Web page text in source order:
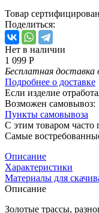
Товар сертифицирован
Поделиться:
Нет в наличии
1 099 Р
Бесплатная доставка
Подробнее о доставке
Если изделие
Возможен самовывоз:
Пункты самовывоза
С этим товаром часто
Самые
Описание
Характеристики
Материалы для
Описание
Золотые трассы,